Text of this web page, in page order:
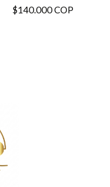
$140.000 COP